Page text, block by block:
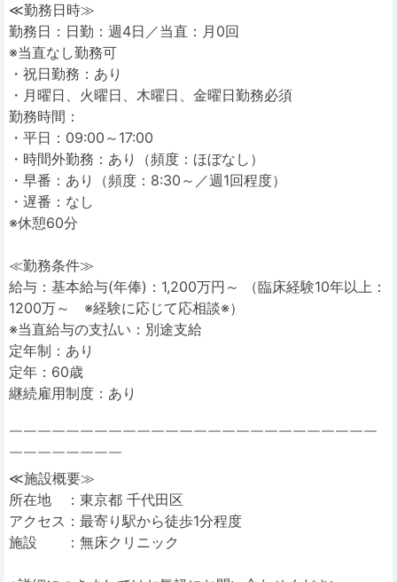
≪勤務日時≫
勤務日：日勤：週4日／当直：月0回
※当直なし勤務可
・祝日勤務：あり
・月曜日、火曜日、木曜日、金曜日勤務必須
勤務時間：
・平日：09:00～17:00
・時間外勤務：あり（頻度：ほぼなし）
・早番：あり（頻度：8:30～／週1回程度）
・遅番：なし
※休憩60分
≪勤務条件≫
給与：基本給与(年俸)：1,200万円～ （臨床経験10年以上：
1200万～ ※経験に応じて応相談※）
※当直給与の支払い：別途支給
定年制：あり
定年：60歳
継続雇用制度：あり
￣￣￣￣￣￣￣￣￣￣￣￣￣￣￣￣￣￣￣￣￣￣￣￣￣￣
￣￣￣￣￣￣￣￣
≪施設概要≫
所在地 ：東京都 千代田区
アクセス：最寄り駅から徒歩1分程度
施設 ：無床クリニック